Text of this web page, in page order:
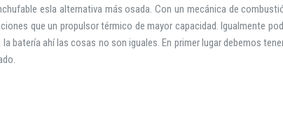
esla alternativa más osada. Con un mecánica de
que un propulsor térmico de mayor capacidad. Igualmente
batería ahí las cosas no son iguales. En primer lugar debemos